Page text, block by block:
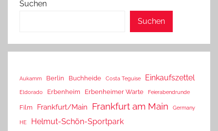
Suchen
Suchen
Aukamm Berlin Buchheide Costa Teguise Einkaufszettel
Eldorado Erbenheim Erbenheimer Warte Feierabendrunde
Film Frankfurt/Main Frankfurt am Main Germany
HE Helmut-Schön-Sportpark